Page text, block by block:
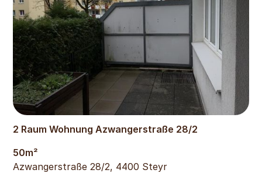
467€
2 Raum Wohnung Azwangerstraße 28/2
50m²
Azwangerstraße 28/2, 4400 Steyr